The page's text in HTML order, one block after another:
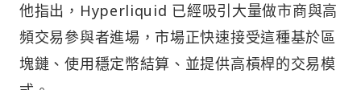
他指出，Hyperliquid 已經吸引大量做市商與高
頻交易參與者進場，市場正快速接受這種基於區
塊鏈、使用穩定幣結算、並提供高槓桿的交易模